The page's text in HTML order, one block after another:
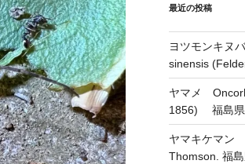
最近の投稿
ヨツモンキ
sinensis
ヤマメ
1856) 福島
ヤマキケマン
Thomson. 福